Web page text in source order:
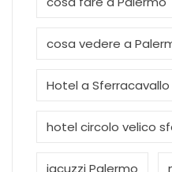
cosa vedere a
Hotel a Sferracavallo
hotel circolo velico
iacuzzi Palermo